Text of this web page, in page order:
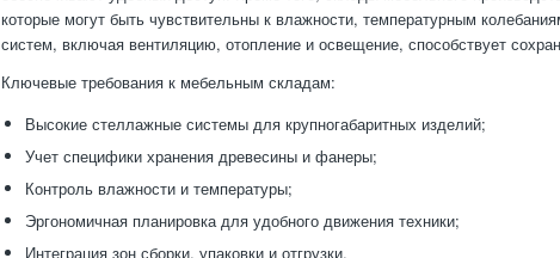
которые могут быть чувствительны к влажности, температурным
систем, включая вентиляцию, отопление и освещение, способствует
Ключевые требования к мебельным складам:
Высокие стеллажные системы для крупногабаритных изделий;
Учет специфики хранения древесины и фанеры;
Контроль влажности и температуры;
Эргономичная планировка для удобного движения техники;
Интеграция зон сборки, упаковки и отгрузки.